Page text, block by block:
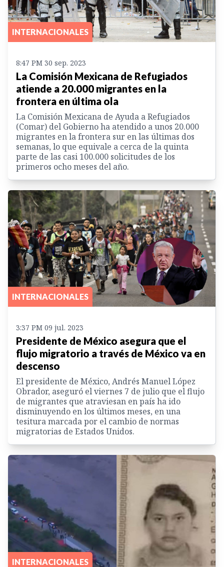
INTERNACIONALES
8:47 PM 30 sep. 2023
La Comisión Mexicana de Refugiados
atiende a 20.000 migrantes en la
frontera en última ola
La Comisión Mexicana de Ayuda a Refugiados
(Comar) del Gobierno ha atendido a unos 20.000
migrantes en la frontera sur en las últimas dos
semanas, lo que equivale a cerca de la quinta
parte de las casi 100.000 solicitudes de los
primeros ocho meses del año.
INTERNACIONALES
3:37 PM 09 jul. 2023
Presidente de México asegura que el
flujo migratorio a través de México va en
descenso
El presidente de México, Andrés Manuel López
Obrador, aseguró el viernes 7 de julio que el flujo
de migrantes que atraviesan en país ha ido
disminuyendo en los últimos meses, en una
tesitura marcada por el cambio de normas
migratorias de Estados Unidos.
INTERNACIONALES